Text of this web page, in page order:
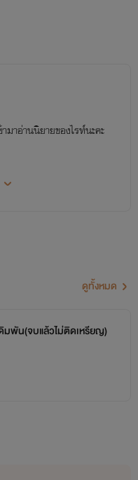
สเสียใจซ้ำๆเพราะผู้ชาย
รับเค้าจะเเค่รู้สึกผิดและ
ยๆคนนั้นเลยครับ!"
าอ่านนิยายของไรท์นะคะ
ทางไลน์เลยนะคะ Line ID:
มน้า‼️
ดูทั้งหมด
มพัน(จบแล้วไม่ติดเหรียญ)